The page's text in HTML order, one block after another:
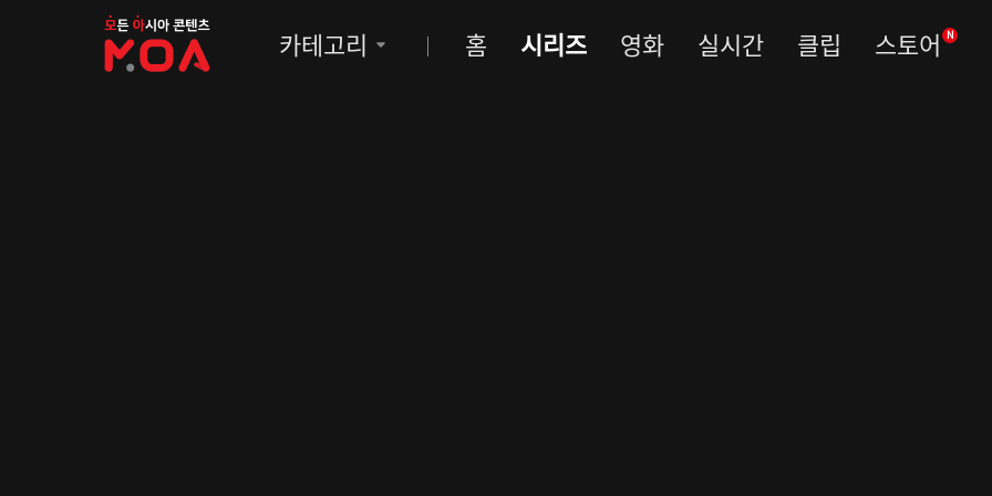
MOA
카테고리 홈 시리즈 영화 실시간 클립 스토어 N